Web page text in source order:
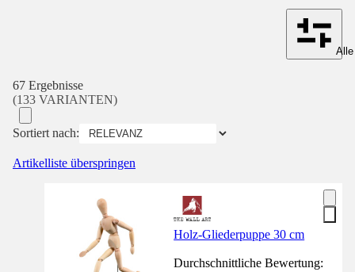
67 Ergebnisse
(133 VARIANTEN)
Sortiert nach:
Artikelliste überspringen
Holz-Gliederpuppe 30 cm
Durchschnittliche Bewertung: